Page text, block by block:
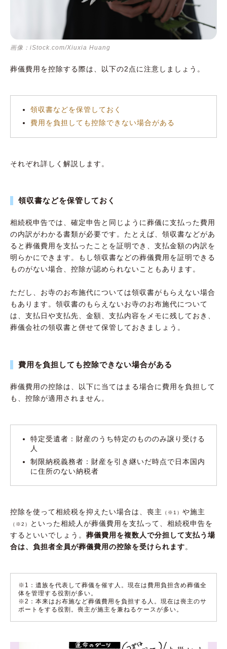
画像：iStock.com/Xiuxia Huang
葬儀費用を控除する際は、以下の2点に注意しましょう。
領収書などを保管しておく
費用を負担しても控除できない場合がある
それぞれ詳しく解説します。
領収書などを保管しておく
相続税申告では、確定申告と同じように葬儀に支払った費用
の内訳がわかる書類が必要です。たとえば、領収書などがあ
ると葬儀費用を支払ったことを証明でき、支払金額の内訳を
明らかにできます。もし領収書などの葬儀費用を証明できる
ものがない場合、控除が認められないこともあります。
ただし、お寺のお布施代については領収書がもらえない場合
もあります。領収書のもらえないお寺のお布施代について
は、支払日や支払先、金額、支払内容をメモに残しておき、
葬儀会社の領収書と併せて保管しておきましょう。
費用を負担しても控除できない場合がある
葬儀費用の控除は、以下に当てはまる場合に費用を負担して
も、控除が適用されません。
特定受遺者：財産のうち特定のもののみ譲り受ける
人
制限納税義務者：財産を引き継いだ時点で日本国内
に住所のない納税者
控除を使って相続税を抑えたい場合は、喪主 （※1） や施主
（※2）
といった相続人が葬儀費用を支払って、相続税申告を
するといいでしょう。 葬儀費用を複数人で分担して支払う場
合は、負担者全員が葬儀費用の控除を受けられます。
※1：遺族を代表して葬儀を催す人。現在は費用負担含め葬儀全
体を管理する役割が多い。
※2：本来はお布施など葬儀費用を負担する人。現在は喪主のサ
ポートをする役割。喪主が施主を兼ねるケースが多い。